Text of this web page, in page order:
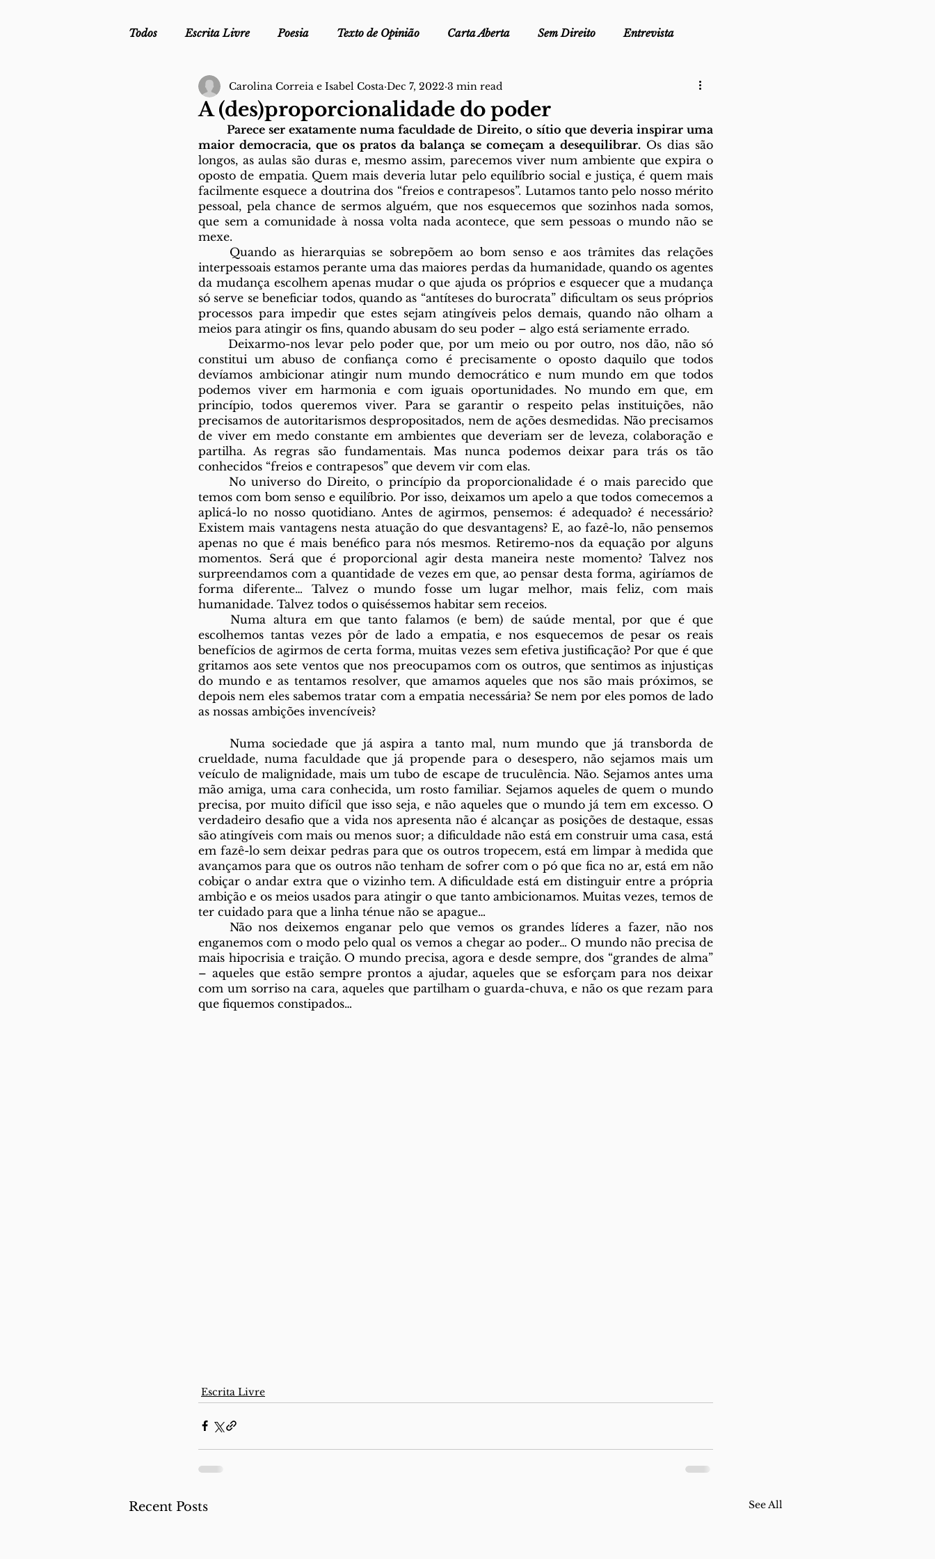
Todos Escrita Livre Poesia Texto de Opinião Carta Aberta Sem Direito Entrevista
Mergulho Profilático - Podcast Ofélia - Clube de Leitura Edições Físicas Lembro-me que...
Mais Uma da Nova Escola da Lei Trocado por miúdos Dicionário Fora do Cartaz Direito ao Ponto
Sob Segredo de Justiça
A (des)proporcionalidade do poder
Carolina Correia e Isabel Costa Dec 7, 2022 3 min read
Parece ser exatamente numa faculdade de Direito, o sítio que deveria inspirar uma
maior democracia, que os pratos da balança se começam a desequilibrar. Os dias são
longos, as aulas são duras e, mesmo assim, parecemos viver num ambiente que expira o
oposto de empatia. Quem mais deveria lutar pelo equilíbrio social e justiça, é quem mais
facilmente esquece a doutrina dos “freios e contrapesos”. Lutamos tanto pelo nosso mérito
pessoal, pela chance de sermos alguém, que nos esquecemos que sozinhos nada somos,
que sem a comunidade à nossa volta nada acontece, que sem pessoas o mundo não se
mexe.
interpessoais estamos perante uma das maiores perdas da humanidade, quando os agentes
da mudança escolhem apenas mudar o que ajuda os próprios e esquecer que a mudança
só serve se beneficiar todos, quando as “antíteses do burocrata” dificultam os seus próprios
processos para impedir que estes sejam atingíveis pelos demais, quando não olham a
meios para atingir os fins, quando abusam do seu poder – algo está seriamente errado.
	Deixarmo-nos levar pelo poder que, por um meio ou por outro, nos dão, não só
constitui um abuso de confiança como é precisamente o oposto daquilo que todos
devíamos ambicionar atingir num mundo democrático e num mundo em que todos
podemos viver em harmonia e com iguais oportunidades. No mundo em que, em
princípio, todos queremos viver. Para se garantir o respeito pelas instituições, não
precisamos de autoritarismos despropositados, nem de ações desmedidas. Não precisamos
de viver em medo constante em ambientes que deveriam ser de leveza, colaboração e
partilha. As regras são fundamentais. Mas nunca podemos deixar para trás os tão
conhecidos “freios e contrapesos” que devem vir com elas.
temos com bom senso e equilíbrio. Por isso, deixamos um apelo a que todos comecemos a
aplicá-lo no nosso quotidiano. Antes de agirmos, pensemos: é adequado? é necessário?
Existem mais vantagens nesta atuação do que desvantagens? E, ao fazê-lo, não pensemos
apenas no que é mais benéfico para nós mesmos. Retiremo-nos da equação por alguns
momentos. Será que é proporcional agir desta maneira neste momento? Talvez nos
surpreendamos com a quantidade de vezes em que, ao pensar desta forma, agiríamos de
forma diferente… Talvez o mundo fosse um lugar melhor, mais feliz, com mais
humanidade. Talvez todos o quiséssemos habitar sem receios.
escolhemos tantas vezes pôr de lado a empatia, e nos esquecemos de pesar os reais
benefícios de agirmos de certa forma, muitas vezes sem efetiva justificação? Por que é que
gritamos aos sete ventos que nos preocupamos com os outros, que sentimos as injustiças
do mundo e as tentamos resolver, que amamos aqueles que nos são mais próximos, se
depois nem eles sabemos tratar com a empatia necessária? Se nem por eles pomos de lado
as nossas ambições invencíveis?
	Numa sociedade que já aspira a tanto mal, num mundo que já transborda de
crueldade, numa faculdade que já propende para o desespero, não sejamos mais um
veículo de malignidade, mais um tubo de escape de truculência. Não. Sejamos antes uma
mão amiga, uma cara conhecida, um rosto familiar. Sejamos aqueles de quem o mundo
precisa, por muito difícil que isso seja, e não aqueles que o mundo já tem em excesso. O
verdadeiro desafio que a vida nos apresenta não é alcançar as posições de destaque, essas
são atingíveis com mais ou menos suor; a dificuldade não está em construir uma casa, está
em fazê-lo sem deixar pedras para que os outros tropecem, está em limpar à medida que
avançamos para que os outros não tenham de sofrer com o pó que fica no ar, está em não
cobiçar o andar extra que o vizinho tem. A dificuldade está em distinguir entre a própria
ambição e os meios usados para atingir o que tanto ambicionamos. Muitas vezes, temos de
ter cuidado para que a linha ténue não se apague…
enganemos com o modo pelo qual os vemos a chegar ao poder… O mundo não precisa de
mais hipocrisia e traição. O mundo precisa, agora e desde sempre, dos “grandes de alma”
– aqueles que estão sempre prontos a ajudar, aqueles que se esforçam para nos deixar
com um sorriso na cara, aqueles que partilham o guarda-chuva, e não os que rezam para
que fiquemos constipados…
Escrita Livre
Recent Posts See All